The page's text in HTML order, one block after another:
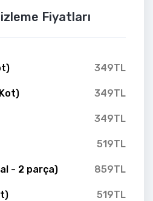
Fiyatları
349TL
349TL
349TL
519TL
- 2 parça) 859TL
519TL